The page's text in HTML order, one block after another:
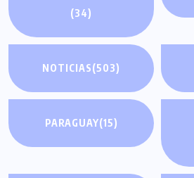
(34)
NOTICIAS(503)
PARAGUAY(15)